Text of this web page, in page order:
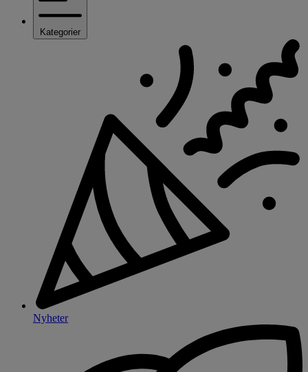
Kategorier
Nyheter